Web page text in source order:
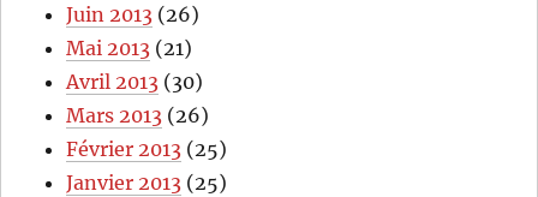
Juin 2013 (26)
Mai 2013 (21)
Avril 2013 (30)
Mars 2013 (26)
Février 2013 (25)
Janvier 2013 (25)